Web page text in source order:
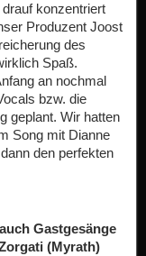
konzentriert
Produzent Joost
des
Spaß.
an nochmal
bzw. die
geplant. Wir hatten
Song mit Dianne
den perfekten
Gastgesänge
(Myrath)